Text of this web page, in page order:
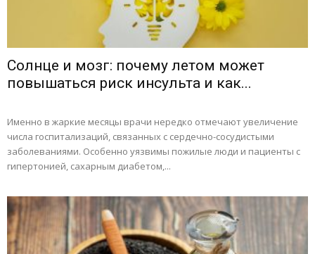
Солнце и мозг: почему летом может
повышаться риск инсульта и как...
Именно в жаркие месяцы врачи нередко отмечают увеличение
числа госпитализаций, связанных с сердечно-сосудистыми
заболеваниями. Особенно уязвимы пожилые люди и пациенты с
гипертонией, сахарным диабетом,...